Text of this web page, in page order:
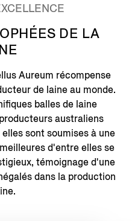
DE LA
Aureum récompense
de laine au monde.
balles de laine
australiens
sont soumises à une
d'entre elles se
témoignage d'une
dans la production